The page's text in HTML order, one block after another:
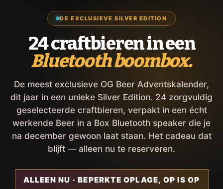
DE EXCLUSIEVE SILVER EDITION
24 craftbieren in een
Bluetooth boombox.
De meest exclusieve OG Beer Adventskalender,
dit jaar in een unieke Silver Edition. 24 zorgvuldig
geselecteerde craftbieren, verpakt in een écht
werkende Beer in a Box Bluetooth speaker die je
na december gewoon laat staan. Het cadeau dat
blijft — alleen nu te reserveren.
ALLEEN NU · BEPERKTE OPLAGE, OP IS OP